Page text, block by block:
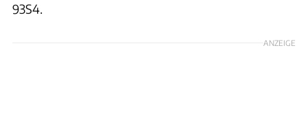
93S4.
ANZEIGE